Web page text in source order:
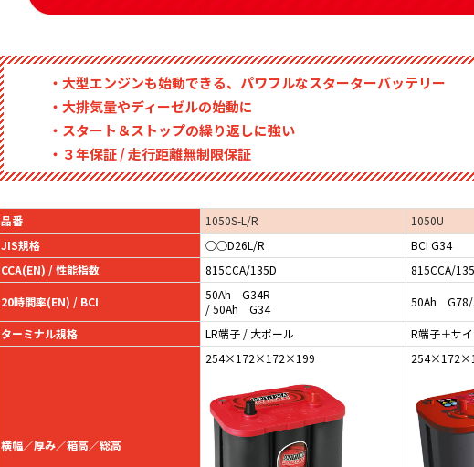
大型エンジンも始動できる、パワフルなスターターバッテリー
大排気量やディーゼルの始動に
スタート＆ストップの繰り返しに強い
３年保証 / 走行距離無制限保証
品番 1050S-L/R
1050U
JIS規格
○○D26L/R
BCI G34
CCA(EN) / 性能指数
815CCA/135D 815CCA/
20時間率(EN) / BCI
50Ah G34R
/ 50Ah G34
50Ah
ターミナル規格 LR端子 / 大ポール R端子＋サ
横幅／厚み／箱高／総高
254×172×172×199